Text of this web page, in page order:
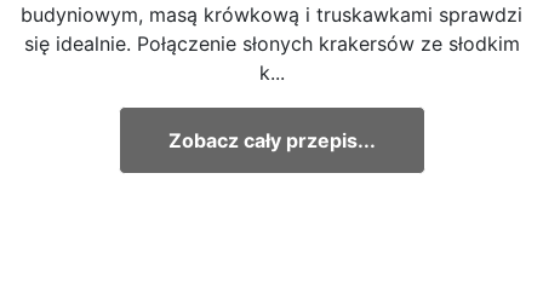
budyniowym, masą krówkową i truskawkami sprawdzi
się idealnie. Połączenie słonych krakersów ze słodkim
k...
Zobacz cały przepis...